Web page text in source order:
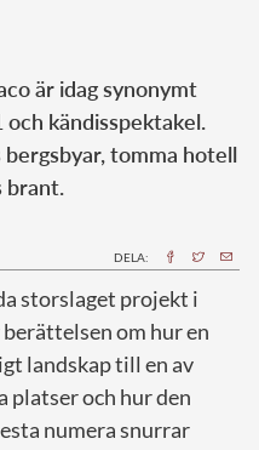
är idag synonymt
kändisspektakel.
tomma hotell
brant.
DELA:
storslaget projekt i
om hur en
landskap till en av
platser och hur den
numera snurrar